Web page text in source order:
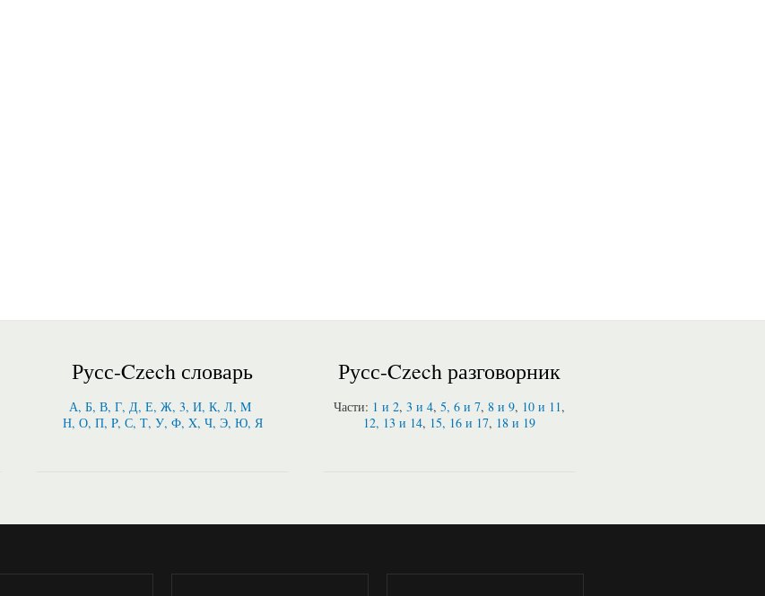
Русс-Czech словарь
А, Б, В, Г, Д, Е, Ж, 3, И, К, Л, M
Н, О, П, P, С, Т, У, Ф, X, Ч, Э, Ю, Я
Русс-Czech разговорник
Части: 1 и 2, 3 и 4, 5, 6 и 7, 8 и 9, 10 и 11,
12, 13 и 14, 15, 16 и 17, 18 и 19